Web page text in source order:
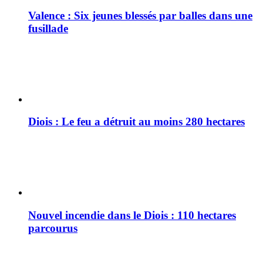
Valence : Six jeunes blessés par balles dans une
fusillade
Diois : Le feu a détruit au moins 280 hectares
Nouvel incendie dans le Diois : 110 hectares
parcourus